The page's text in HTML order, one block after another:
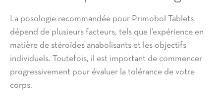
La posologie recommandée pour Primobol Tablets
dépend de plusieurs facteurs, tels que l’expérience en
matière de stéroïdes anabolisants et les objectifs
individuels. Toutefois, il est important de commencer
progressivement pour évaluer la tolérance de votre
corps.